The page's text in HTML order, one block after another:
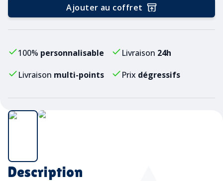
Description
Ajouter au coffret
100% personnalisable Livraison 24h
Livraison multi-points Prix dégressifs